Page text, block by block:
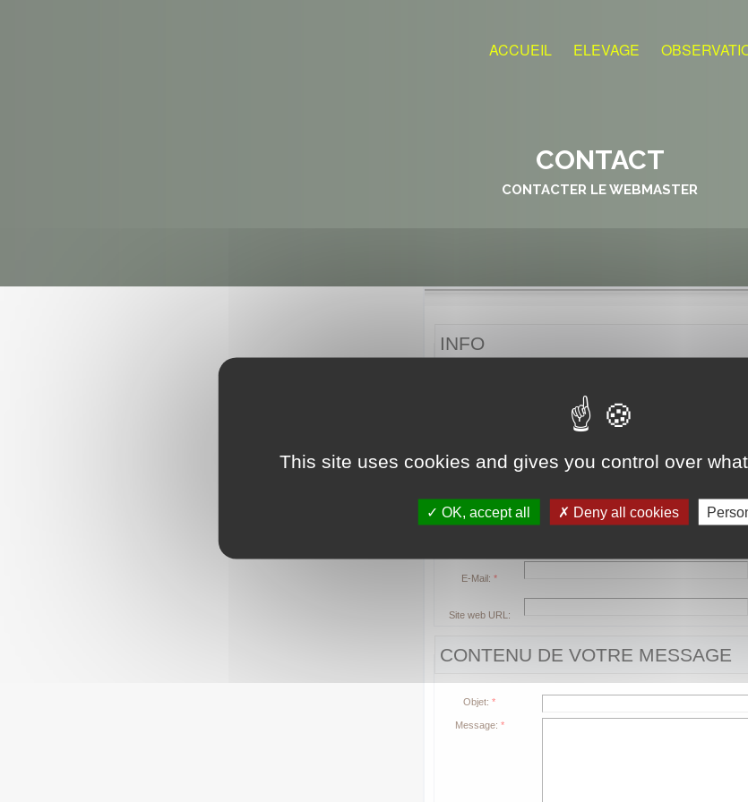
ACCUEIL ELEVAGE
CONTACT
CONTACTER LE WEBMASTER
INFO
- Le code de sécurité sert à éviter le spamming.
E-Mail: *
Site web URL:
CONTENU DE VOTRE MESSAGE
Objet: *
Message: *
This site uses cookies and gives you control over
OK, accept all Deny all cookies